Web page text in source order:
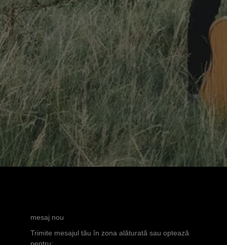
mesaj nou
Trimite mesajul tău în zona alăturată sau optează